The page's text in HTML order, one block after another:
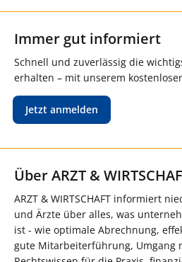
Immer gut informiert
Schnell und zuverlässig die
erhalten – mit unserem
Jetzt anmelden
Über ARZT &
ARZT & WIRTSCHAFT informiert
und Ärzte über alles, was
ist - wie optimale Abrechnung,
gute Mitarbeiterführung, Umgang